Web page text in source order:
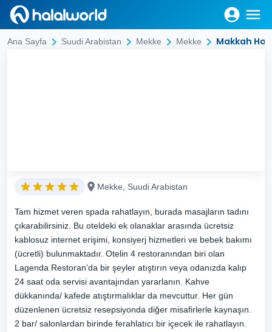
Ana Sayfa Suudi Arabistan Mekke Mekke Makkah
Mekke, Suudi Arabistan
Tam hizmet veren spada rahatlayın, burada masajların tadını
çıkarabilirsiniz. Bu oteldeki ek olanaklar arasında ücretsiz
kablosuz internet erişimi, konsiyerj hizmetleri ve bebek bakımı
(ücretli) bulunmaktadır. Otelin 4 restoranından biri olan
Lagenda Restoran'da bir şeyler atıştırın veya odanızda kalıp
24 saat oda servisi avantajından yararlanın. Kahve
dükkanında/ kafede atıştırmalıklar da mevcuttur. Her gün
düzenlenen ücretsiz resepsiyonda diğer misafirlerle kaynaşın.
2 bar/ salonlardan birinde ferahlatıcı bir içecek ile rahatlayın.